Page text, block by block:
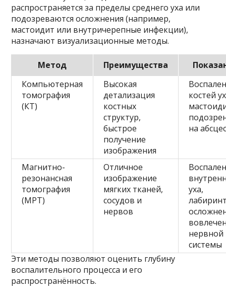
распространяется за пределы среднего уха или
подозреваются осложнения (например,
мастоидит или внутричерепные инфекции),
назначают визуализационные методы.
Метод Преимущества
Компьютерная
томография
(КТ)
Высокая
детализация
костных
структур,
быстрое
получение
изображения
костей
на
Магнитно-
резонансная
томография
(МРТ)
Отличное
изображение
мягких тканей,
сосудов и
нервов
уха,
нервной
системы
Эти методы позволяют оценить глубину
воспалительного процесса и его
распространённость.